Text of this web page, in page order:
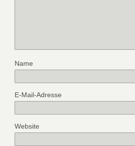
Name
E-Mail-Adresse
Website